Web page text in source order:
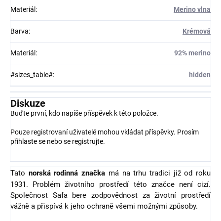
Materiál : Merino vlna
Barva: Krémová
Materiál : 92% merino
#sizes_table#: hidden
Diskuze
Buďte první, kdo napíše příspěvek k této položce.
Pouze registrovaní uživatelé mohou vkládat příspěvky. Prosím
přihlaste se nebo se registrujte.
Tato norská rodinná značka má na trhu tradici již od roku
1931. Problém životního prostředí této značce není cizí.
Společnost Safa bere zodpovědnost za životní prostředí
vážně a přispívá k jeho ochraně všemi možnými způsoby.